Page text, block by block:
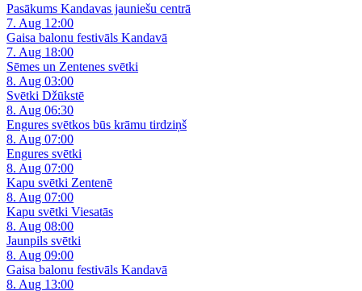
Pasākums Kandavas jauniešu centrā
7. Aug 12:00
Gaisa balonu festivāls Kandavā
7. Aug 18:00
Sēmes un Zentenes svētki
8. Aug 03:00
Svētki Džūkstē
8. Aug 06:30
Engures svētkos būs krāmu tirdziņš
8. Aug 07:00
Engures svētki
8. Aug 07:00
Kapu svētki Zentenē
8. Aug 07:00
Kapu svētki Viesatās
8. Aug 08:00
Jaunpils svētki
8. Aug 09:00
Gaisa balonu festivāls Kandavā
8. Aug 13:00